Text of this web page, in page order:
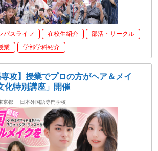
パスライフ 在校生紹介
部活・サークル
業 学部学科紹介
専攻】授業でプロの方がヘア＆メイ
化特別講座」開催
京都 日本外国語専門学校